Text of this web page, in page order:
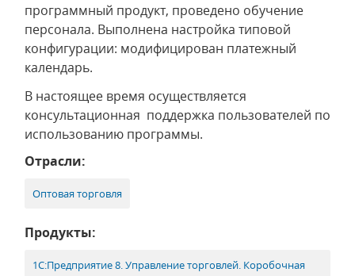
программный продукт, проведено обучение
персонала. Выполнена настройка типовой
конфигурации: модифицирован платежный
календарь.
В настоящее время осуществляется
консультационная поддержка пользователей по
использованию программы.
Отрасли:
Оптовая торговля
Продукты:
1С:Предприятие 8. Управление торговлей. Коробочная